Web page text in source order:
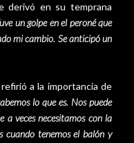
derivó en su temprana
un golpe en el peroné que
mi cambio. Se anticipó un
a la importancia de
lo que es. Nos puede
a veces necesitamos con la
cuando tenemos el balón y